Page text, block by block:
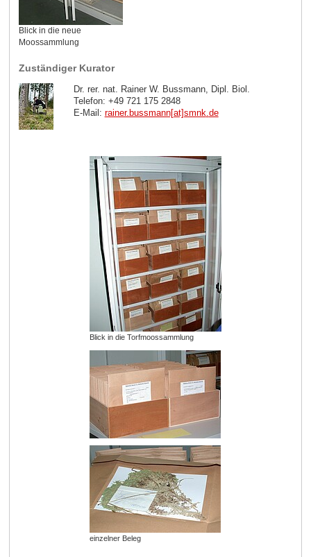
Blick in die neue
Moossammlung
Zuständiger Kurator
Dr. rer. nat. Rainer W. Bussmann, Dipl. Biol.
Telefon: +49 721 175 2848
E-Mail: rainer.bussmann[at]smnk de
Blick in die Torfmoossammlung
einzelner Beleg